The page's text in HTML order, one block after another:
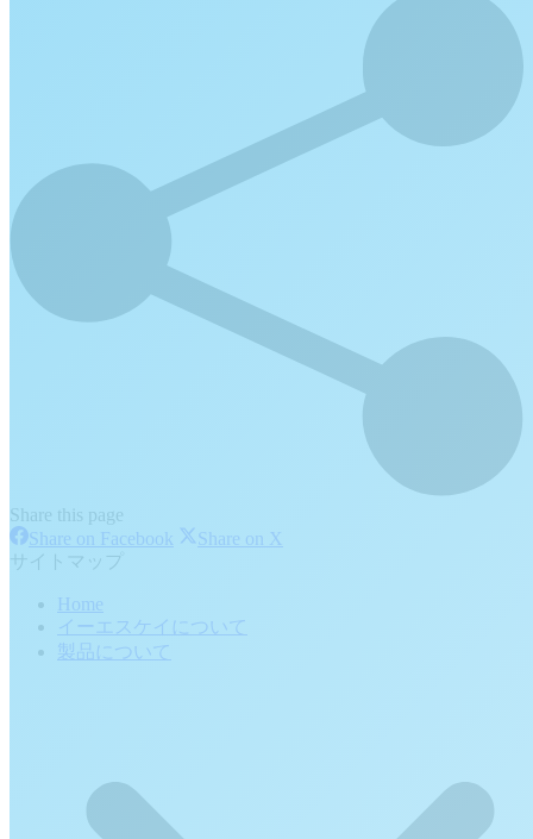
Share this page
Share on Facebook ShareShare on X
サイトマップ
Home
イーエスケイについて
製品について